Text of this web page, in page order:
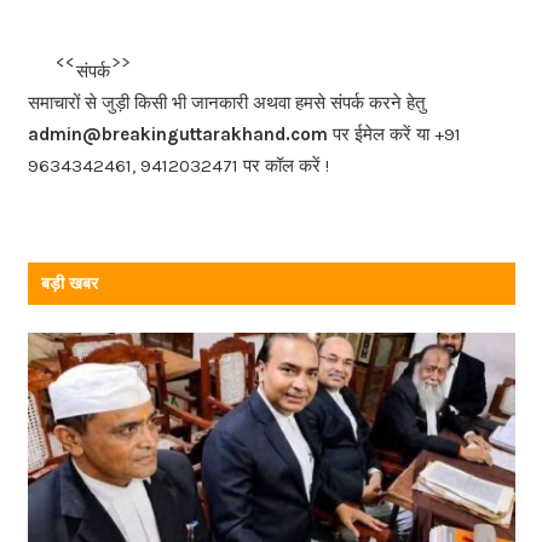
b
o
o
k
संपर्क
समाचारों से जुड़ी किसी भी जानकारी अथवा हमसे संपर्क करने हेतु
admin@breakinguttarakhand.com पर ईमेल करें या +91
9634342461, 9412032471 पर कॉल करें !
बड़ी खबर